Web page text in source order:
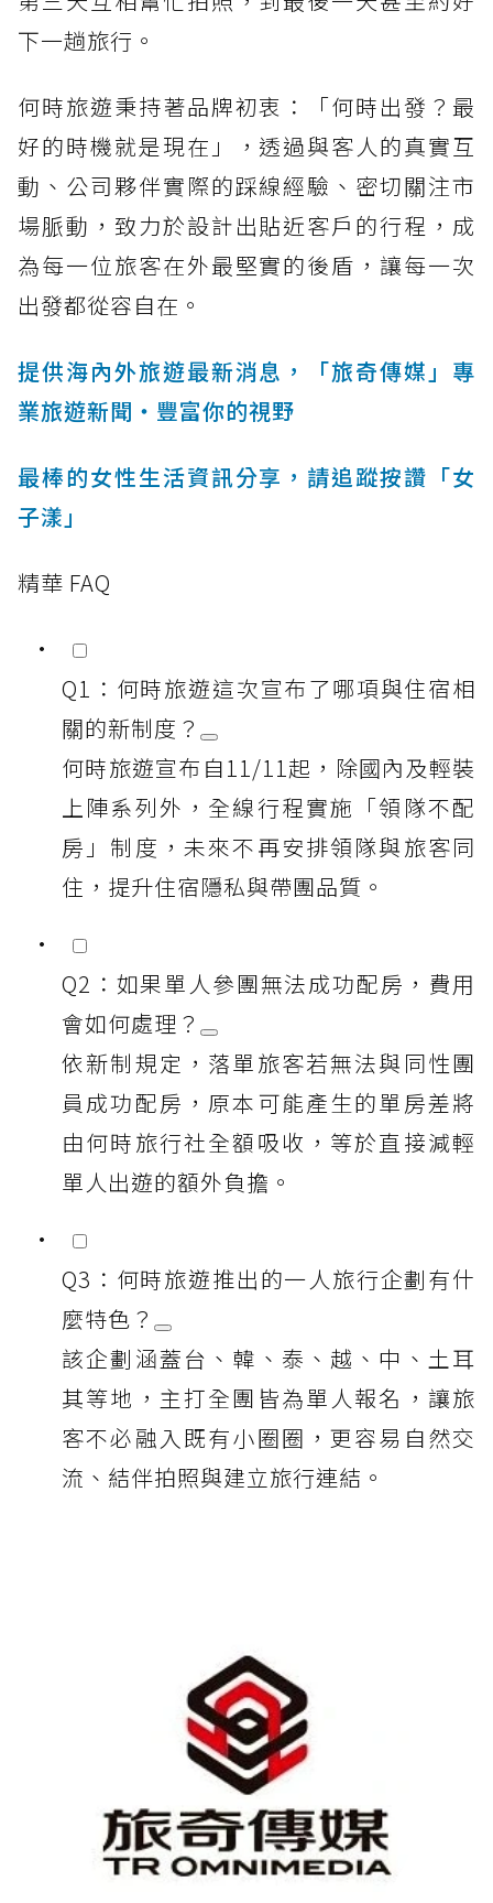
下一趟旅行。
何時旅遊秉持著品牌初衷：「何時出發？最
好的時機就是現在」，透過與客人的真實互
動、公司夥伴實際的踩線經驗、密切關注市
場脈動，致力於設計出貼近客戶的行程，成
為每一位旅客在外最堅實的後盾，讓每一次
出發都從容自在。
提供海內外旅遊最新消息，「旅奇傳媒」專
業旅遊新聞‧豐富你的視野
最棒的女性生活資訊分享，請追蹤按讚「女
子漾」
精華 FAQ
Q1：何時旅遊這次宣布了哪項與住宿相
關的新制度？
何時旅遊宣布自11/11起，除國內及輕裝
上陣系列外，全線行程實施「領隊不配
房」制度，未來不再安排領隊與旅客同
住，提升住宿隱私與帶團品質。
Q2：如果單人參團無法成功配房，費用
會如何處理？
依新制規定，落單旅客若無法與同性團
員成功配房，原本可能產生的單房差將
由何時旅行社全額吸收，等於直接減輕
單人出遊的額外負擔。
Q3：何時旅遊推出的一人旅行企劃有什
麼特色？
該企劃涵蓋台、韓、泰、越、中、土耳
其等地，主打全團皆為單人報名，讓旅
客不必融入既有小圈圈，更容易自然交
流、結伴拍照與建立旅行連結。